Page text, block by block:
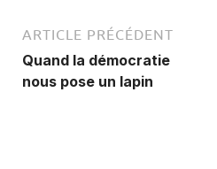
ARTICLE PRÉCÉDENT
Quand la démocratie
nous pose un lapin